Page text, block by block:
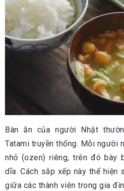
Bàn ăn của người Nhật
Tatami truyền thống. Mỗi người
nhỏ (ozen) riêng, trên đó bày
dĩa. Cách sắp xếp này thể hiện
giữa các thành viên trong gia